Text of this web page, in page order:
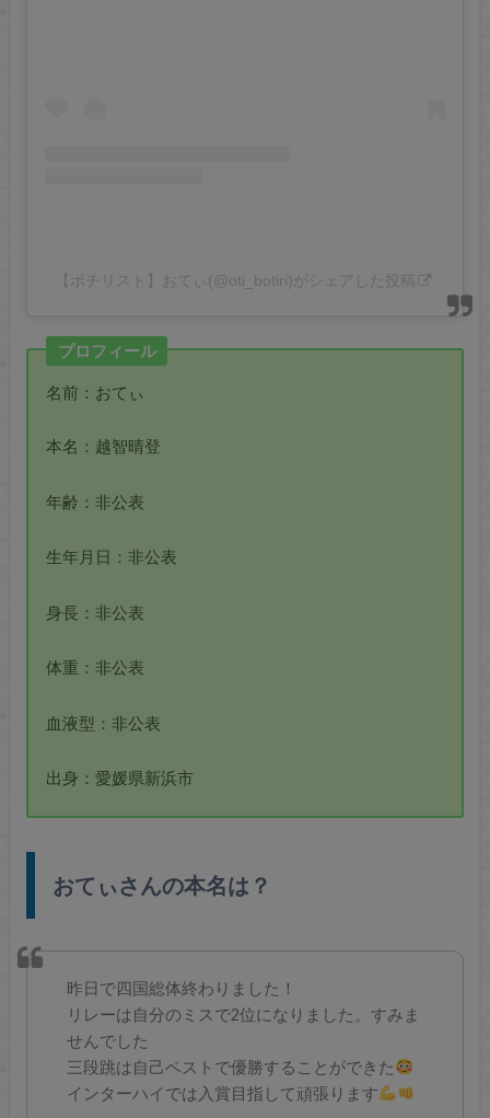
【ボチリスト】おてぃ(@oti_botiri)がシェアした投稿
プロフィール
名前：おてぃ
本名：越智晴登
年齢：非公表
生年月日：非公表
身長：非公表
体重：非公表
血液型：非公表
出身：愛媛県新浜市
おてぃさんの本名は？
昨日で四国総体終わりました！
リレーは自分のミスで2位になりました。すみま
せんでした
三段跳は自己ベストで優勝することができた
インターハイでは入賞目指して頑張ります